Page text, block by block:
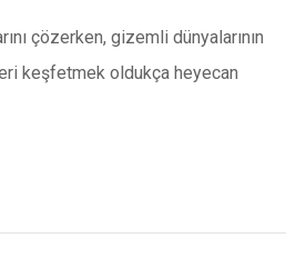
çözerken, gizemli dünyalarının
keşfetmek oldukça heyecan